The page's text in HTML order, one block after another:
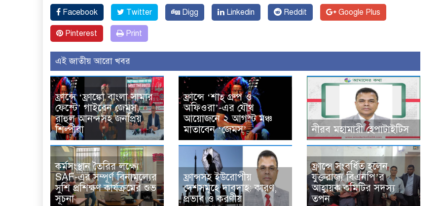
Facebook Twitter Digg Linkedin Reddit Google Plus
Pinterest Print
এই জাতীয় আরো খবর
ফ্রান্সে ‘ফ্রাঙ্কো বাংলা সামার
ফেস্টে’ গাইবেন জেমস,
রাহুল আনন্দসহ জনপ্রিয়
শিল্পীরা
ফ্রান্সে ‘শাহ্ গ্রুপ ও
অফিওরা’-এর যৌথ
আয়োজনে ২ আগস্ট মঞ্চ
মাতাবেন ‘জেমস’
নীরব মহামারী হেপাটাইটিস
কর্মসংস্থান তৈরির লক্ষ্যে
SAF-এর সম্পূর্ণ বিনামূল্যের
সুশি প্রশিক্ষণ কার্যক্রমের শুভ
সূচনা
ফ্রান্সসহ ইউরোপীয়
দেশসমূহে দাবদাহ: কারণ,
প্রভাব ও করণীয়
ফ্রান্সে সংবর্ধিত হলেন
যুক্তরাজ্য বিএনপি’র
আহ্বায়ক কমিটির সদস্য
তপন